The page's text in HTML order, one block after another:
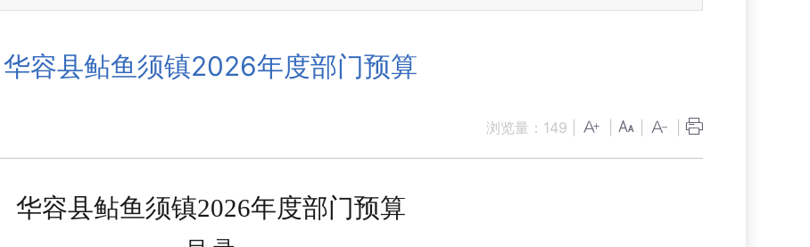
华容县鲇鱼须镇2026年度部门预算
浏览量： 149
华容县鲇鱼须镇2026年度部门预算